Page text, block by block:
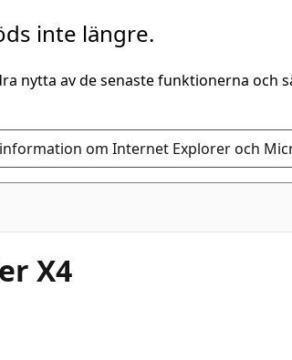
inte längre.
nytta av de senaste funktionerna och
om Internet Explorer och
X4